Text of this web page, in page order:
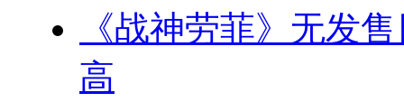
《战神劳菲》无发
高